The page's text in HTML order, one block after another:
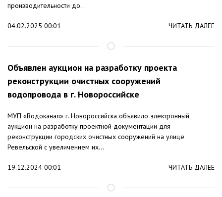
производительности до...
04.02.2025 00:01 ЧИТАТЬ ДАЛЕЕ
Объявлен аукцион на разработку проекта
реконструкции очистных сооружений
водопровода в г. Новороссийске
МУП «Водоканал» г. Новороссийска объявило электронный
аукцион на разработку проектной документации для
реконструкции городских очистных сооружений на улице
Ревельской с увеличением их...
19.12.2024 00:01 ЧИТАТЬ ДАЛЕЕ